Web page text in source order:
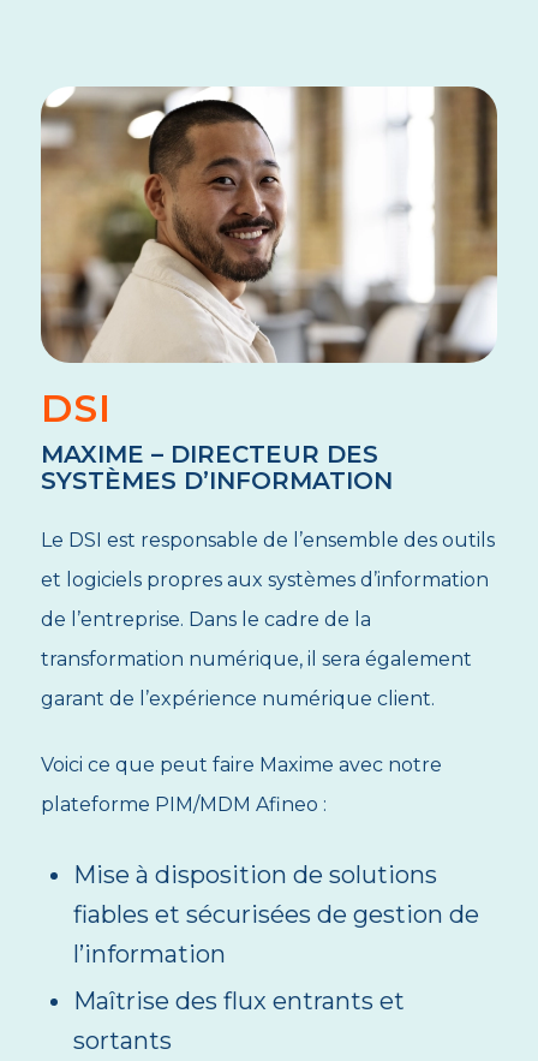
DSI
MAXIME – DIRECTEUR DES
SYSTÈMES D’INFORMATION
Le DSI est responsable de l’ensemble des outils
et logiciels propres aux systèmes d’information
de l’entreprise. Dans le cadre de la
transformation numérique, il sera également
garant de l’expérience numérique client.
Voici ce que peut faire Maxime avec notre
plateforme PIM/MDM Afineo :
Mise à disposition de solutions
fiables et sécurisées de gestion de
l’information
Maîtrise des flux entrants et
sortants